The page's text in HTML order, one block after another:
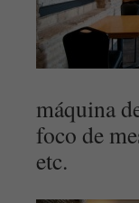
máquina
foco de
etc.